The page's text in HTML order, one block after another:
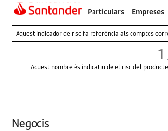
Particulars Empreses
Aquest indicador de risc fa referència als comptes
1
Aquest nombre és indicatiu de el risc del
Negocis